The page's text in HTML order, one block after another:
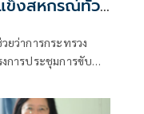
แข็งสหกรณ์ทั่ว
าชิกสหกรณ์
ยว่าการกระทรวง
การประชุมการขับ
ยมี นายนิรันดร์ มูลธิดา